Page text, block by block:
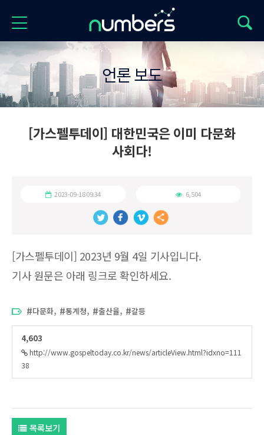
언론 보도
[가스펠투데이] 대한민국은 이미 다문화
사회다!
2023-09-18 09:34 6,504
[가스펠투데이] 2023년 9월 4일 기사입니다.
기사 원문은 아래 링크로 확인하세요.
다문화, 통계청, 출산율, 갈등
4,603
http://www.gospeltoday.co.kr/news/articleView.html?idxno=111
38
목록보기